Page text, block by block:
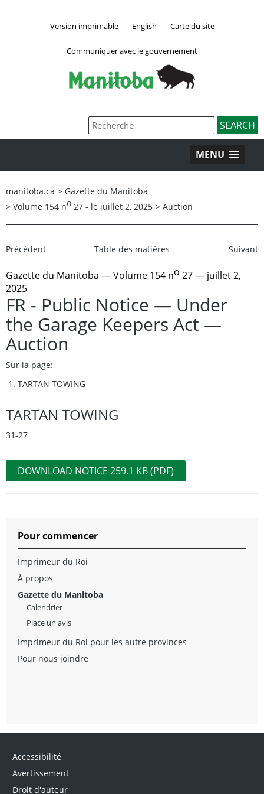
Version imprimable English Carte du site
Communiquer avec le gouvernement
MENU
manitoba.ca > Gazette du Manitoba
> Volume 154 no 27 - le juillet 2, 2025 > Auction
Précédent Table des matières Suivant
Gazette du Manitoba — Volume 154 no 27 — juillet 2,
2025
FR - Public Notice — Under
the Garage Keepers Act —
Auction
Sur la page:
TARTAN TOWING
TARTAN TOWING
31-27
DOWNLOAD NOTICE 259.1 KB (PDF)
Pour commencer
Imprimeur du Roi
À propos
Gazette du Manitoba
Calendrier
Place un avis
Imprimeur du Roi pour les autre provinces
Pour nous joindre
Accessibilité
Avertissement
Droit d'auteur